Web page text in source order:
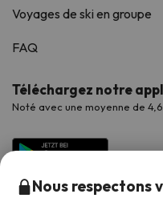
Voyages de ski en groupe
FAQ
Téléchargez notre
Noté avec une moyenne de
Nous respectons